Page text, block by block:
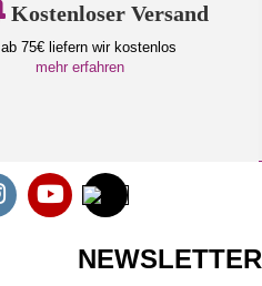
Kostenloser Versand
ab 75€ liefern wir kostenlos
mehr erfahren
NEWSLETTER